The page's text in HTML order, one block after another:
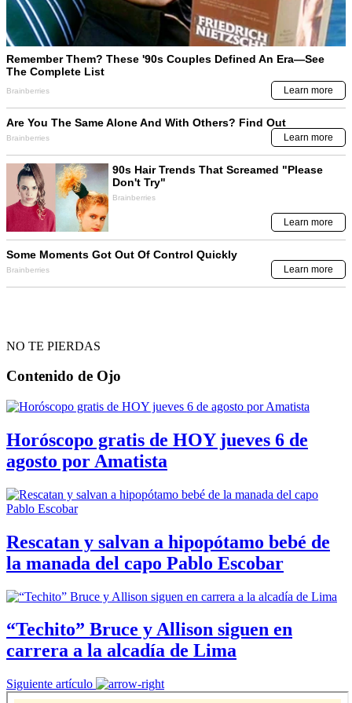
NO TE PIERDAS
Contenido de Ojo
Horóscopo gratis de HOY jueves 6 de
agosto por Amatista
Rescatan y salvan a hipopótamo bebé de
la manada del capo Pablo Escobar
“Techito” Bruce y Allison siguen en
carrera a la alcadía de Lima
Siguiente artículo